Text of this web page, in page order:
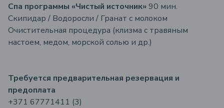
Спа программы «Чистый источник» 90 мин.
Скипидар / Водоросли / Гранат с молоком
Очистительная процедура (клизма с травяным
настоем, медом, морской солью и др.)
Требуется предварительная резервация и
предоплата
+371 67771411 (3)